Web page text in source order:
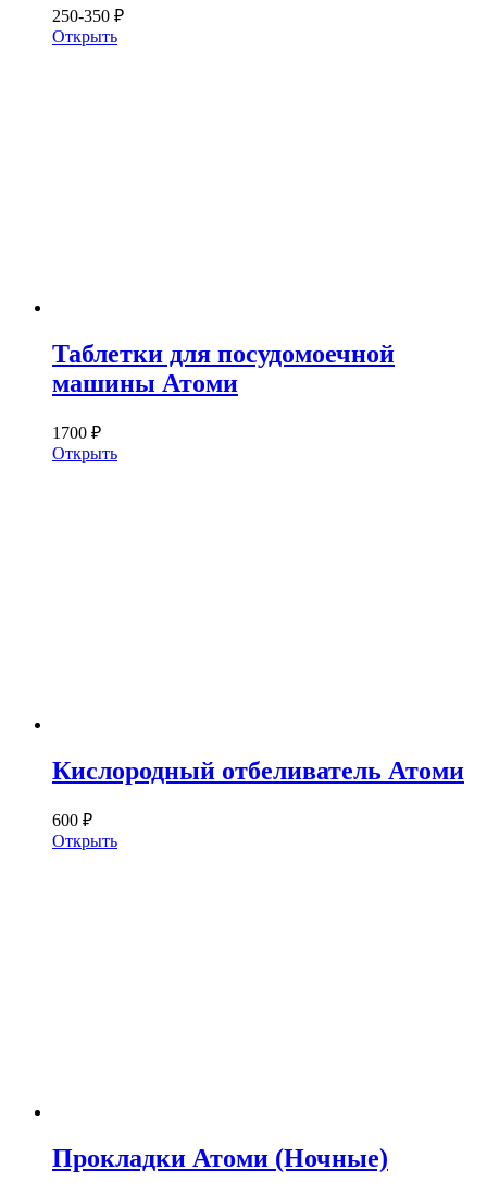
250-350 ₽
Открыть
Таблетки для посудомоечной
машины Атоми
1700 ₽
Открыть
Кислородный отбеливатель Атоми
600 ₽
Открыть
Прокладки Атоми (Ночные)